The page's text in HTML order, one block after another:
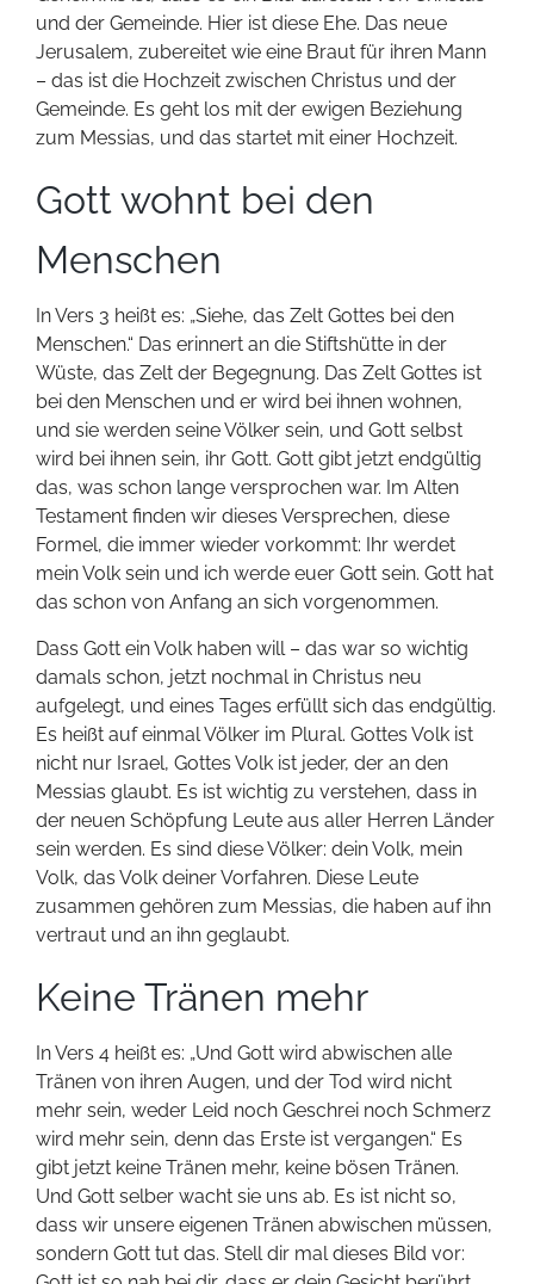
und der Gemeinde. Hier ist diese Ehe. Das neue
Jerusalem, zubereitet wie eine Braut für ihren Mann
– das ist die Hochzeit zwischen Christus und der
Gemeinde. Es geht los mit der ewigen Beziehung
zum Messias, und das startet mit einer Hochzeit.
Gott wohnt bei den
Menschen
In Vers 3 heißt es: „Siehe, das Zelt Gottes bei den
Menschen.“ Das erinnert an die Stiftshütte in der
Wüste, das Zelt der Begegnung. Das Zelt Gottes ist
bei den Menschen und er wird bei ihnen wohnen,
und sie werden seine Völker sein, und Gott selbst
wird bei ihnen sein, ihr Gott. Gott gibt jetzt endgültig
das, was schon lange versprochen war. Im Alten
Testament finden wir dieses Versprechen, diese
Formel, die immer wieder vorkommt: Ihr werdet
mein Volk sein und ich werde euer Gott sein. Gott hat
das schon von Anfang an sich vorgenommen.
Dass Gott ein Volk haben will – das war so wichtig
damals schon, jetzt nochmal in Christus neu
aufgelegt, und eines Tages erfüllt sich das endgültig.
Es heißt auf einmal Völker im Plural. Gottes Volk ist
nicht nur Israel, Gottes Volk ist jeder, der an den
Messias glaubt. Es ist wichtig zu verstehen, dass in
der neuen Schöpfung Leute aus aller Herren Länder
sein werden. Es sind diese Völker: dein Volk, mein
Volk, das Volk deiner Vorfahren. Diese Leute
zusammen gehören zum Messias, die haben auf ihn
vertraut und an ihn geglaubt.
Keine Tränen mehr
In Vers 4 heißt es: „Und Gott wird abwischen alle
Tränen von ihren Augen, und der Tod wird nicht
mehr sein, weder Leid noch Geschrei noch Schmerz
wird mehr sein, denn das Erste ist vergangen.“ Es
gibt jetzt keine Tränen mehr, keine bösen Tränen.
Und Gott selber wacht sie uns ab. Es ist nicht so,
dass wir unsere eigenen Tränen abwischen müssen,
sondern Gott tut das. Stell dir mal dieses Bild vor: